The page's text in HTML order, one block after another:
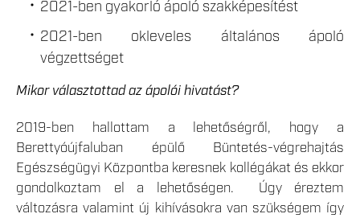
2021-ben gyakorló ápoló szakképesítést
2021-ben okleveles általános ápoló
végzettséget
Mikor választottad az ápolói hivatást?
2019-ben hallottam a lehetőségről, hogy a
Berettyóújfaluban épülő Büntetés-végrehajtás
Egészségügyi Központba keresnek kollégákat és ekkor
gondolkoztam el a lehetőségen. Úgy éreztem
változásra valamint új kihívásokra van szükségem így